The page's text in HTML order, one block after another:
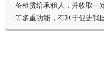
备租赁给承租人，并收取一
等多重功能，有利于促进我